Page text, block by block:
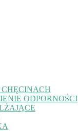
ODPORNOŚCI